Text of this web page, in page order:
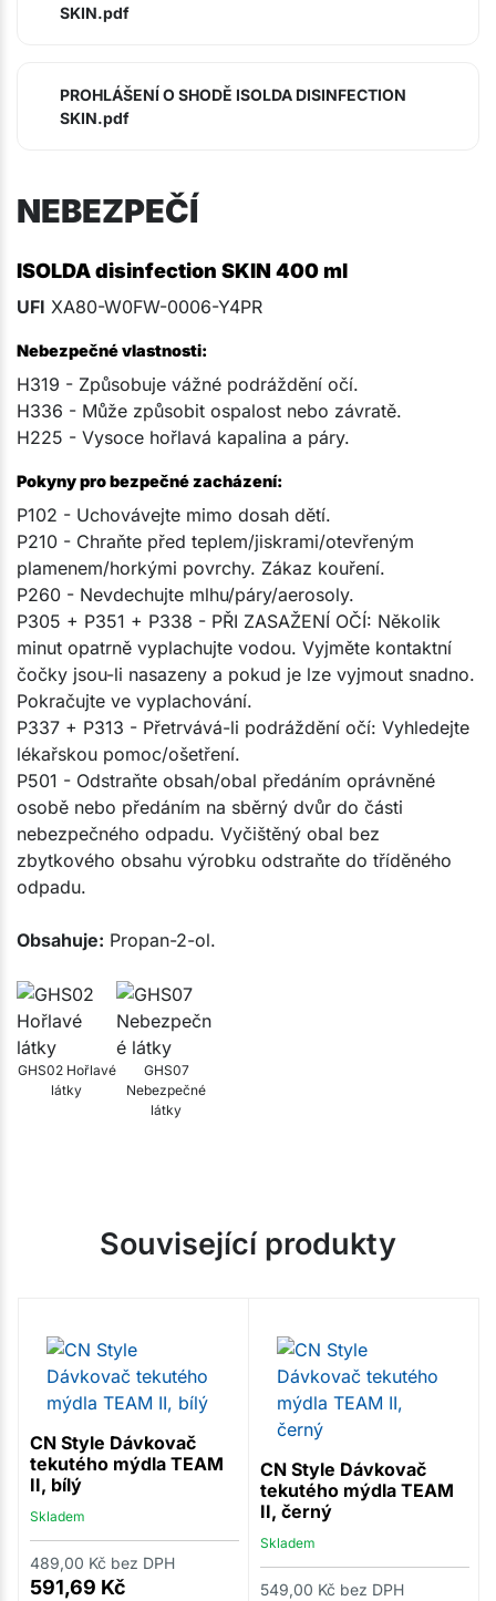
SKIN.pdf
PROHLÁŠENÍ O SHODĚ ISOLDA DISINFECTION
SKIN.pdf
NEBEZPEČÍ
ISOLDA disinfection SKIN 400 ml
UFI XA80-W0FW-0006-Y4PR
Nebezpečné vlastnosti:
H319 - Způsobuje vážné podráždění očí.
H336 - Může způsobit ospalost nebo závratě.
H225 - Vysoce hořlavá kapalina a páry.
Pokyny pro bezpečné zacházení:
P102 - Uchovávejte mimo dosah dětí.
P210 - Chraňte před teplem/jiskrami/otevřeným
plamenem/horkými povrchy. Zákaz kouření.
P260 - Nevdechujte mlhu/páry/aerosoly.
P305 + P351 + P338 - PŘI ZASAŽENÍ OČÍ: Několik
minut opatrně vyplachujte vodou. Vyjměte kontaktní
čočky jsou-li nasazeny a pokud je lze vyjmout snadno.
Pokračujte ve vyplachování.
P337 + P313 - Přetrvává-li podráždění očí: Vyhledejte
lékařskou pomoc/ošetření.
P501 - Odstraňte obsah/obal předáním oprávněné
osobě nebo předáním na sběrný dvůr do části
nebezpečného odpadu. Vyčištěný obal bez
zbytkového obsahu výrobku odstraňte do tříděného
odpadu.
Obsahuje: Propan-2-ol.
GHS02 Hořlavé
látky
GHS07
Nebezpečné
látky
Související produkty
CN Style Dávkovač
tekutého mýdla TEAM
II, bílý
Skladem
591,69 Kč
489,00 Kč bez DPH
CN Style Dávkovač
tekutého mýdla TEAM
II, černý
Skladem
549,00 Kč bez DPH